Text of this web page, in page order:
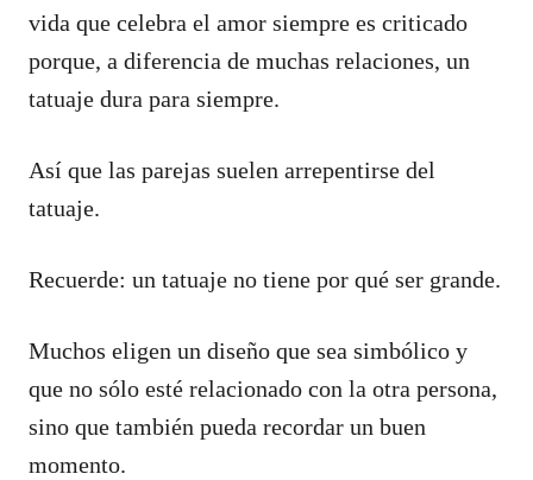
vida que celebra el amor siempre es criticado
porque, a diferencia de muchas relaciones, un
tatuaje dura para siempre.
Así que las parejas suelen arrepentirse del
tatuaje.
Recuerde: un tatuaje no tiene por qué ser grande.
Muchos eligen un diseño que sea simbólico y
que no sólo esté relacionado con la otra persona,
sino que también pueda recordar un buen
momento.